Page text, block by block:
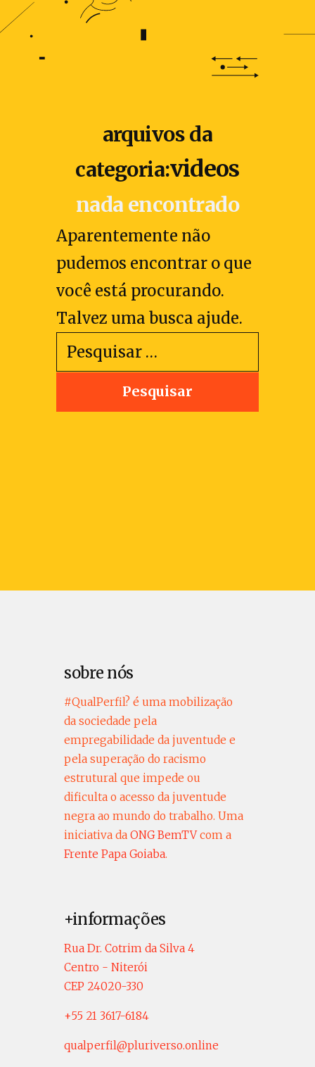
arquivos da
categoria:videos
nada encontrado
Aparentemente não
pudemos encontrar o que
você está procurando.
Talvez uma busca ajude.
Pesquisar
por:
sobre nós
#QualPerfil? é uma mobilização
da sociedade pela
empregabilidade da juventude e
pela superação do racismo
estrutural que impede ou
dificulta o acesso da juventude
negra ao mundo do trabalho. Uma
iniciativa da ONG BemTVcom a
Frente Papa Goiaba.
+informações
Rua Dr. Cotrim da Silva 4
Centro - Niterói
CEP 24020-330
+55 21 3617-6184
qualperfil@pluriverso.online